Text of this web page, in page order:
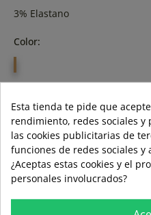
3% Elastano
Color:
40 54
Esta tienda te pide que
rendimiento, redes sociales y
las cookies publicitarias de
funciones de redes sociales y
¿Aceptas estas cookies y el
personales involucrados?